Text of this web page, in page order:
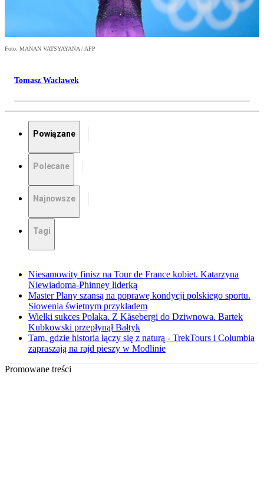
Foto: MANAN VATSYAYANA / AFP
Tomasz Wacławek
Powiązane
Polecane
Najnowsze
Tagi
Niesamowity finisz na Tour de France kobiet. Katarzyna
Niewiadoma-Phinney liderką
Master Plany szansą na poprawę kondycji polskiego sportu.
Słowenia świetnym przykładem
Wielki sukces Polaka. Z Kåsebergi do Dziwnowa. Bartek
Kubkowski przepłynął Bałtyk
Tam, gdzie historia łączy się z naturą - TrekTours i Columbia
zapraszają na rajd pieszy w Modlinie
Promowane treści